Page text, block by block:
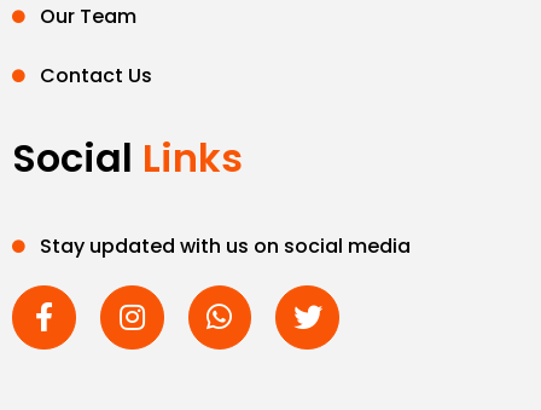
Our Team
Contact Us
Social Links
Stay updated with us on social media